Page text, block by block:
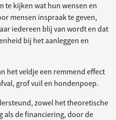
te kijken wat hun wensen en
mensen inspraak te geven,
iedereen blij van wordt en dat
bij het aanleggen en
het veldje een remmend effect
grof vuil en hondenpoep.
zowel het theoretische
als de financiering, door de